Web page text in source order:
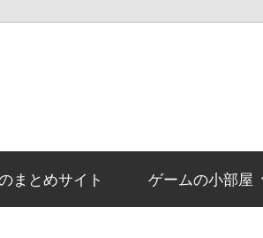
まとめサイト ゲームの小部屋